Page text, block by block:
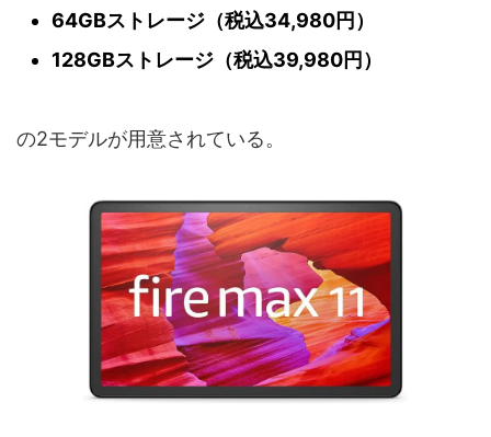
64GBストレージ（税込34,980円）
128GBストレージ（税込39,980円）
の2モデルが用意されている。